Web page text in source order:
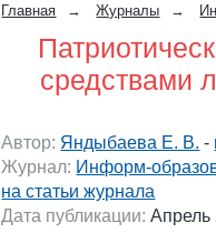
Главная → Журналы →
средствами
Автор: Яндыбаева Е. В. -
Журнал: Информ-
на статьи журнала
Дата публикации: Апрель